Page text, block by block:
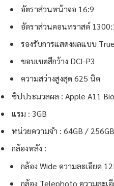
อัตราส่วนหน้าจอ 16:9
อัตราส่วนคอนทราสต์
รองรับการแสดงผลแบบ
ขอบเขตสีกว้าง DCI-P3
ความสว่างสูงสุด 625 นิต
ชิปประมวลผล : Apple A11
แรม : 3GB
หน่วยความจำ : 64GB /
กล้องหลัง :
กล้อง Wide ความละเอียด
กล้อง Telephoto ความละเ